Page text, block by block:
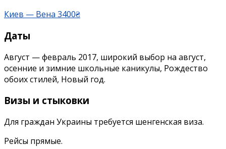
—
Киев — Вена 3400₴
Даты
Август — февраль 2017, широкий выбор на август,
осенние и зимние школьные каникулы, Рождество
обоих стилей, Новый год.
Визы и стыковки
Для граждан Украины требуется шенгенская виза.
Рейсы прямые.